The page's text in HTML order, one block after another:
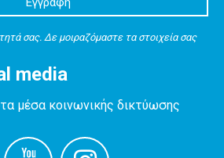
σας. Δε μοιραζόμαστε τα στοιχεία σας
media
μέσα κοινωνικής δικτύωσης